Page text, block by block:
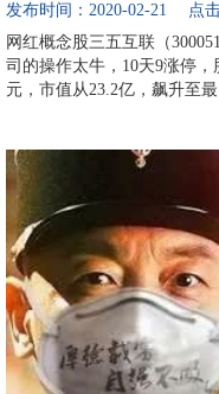
发布时间：2020-02-21 点
网红概念股三五互联（
司的操作太牛，10天9涨停，
元，市值从23.2亿，飙升至